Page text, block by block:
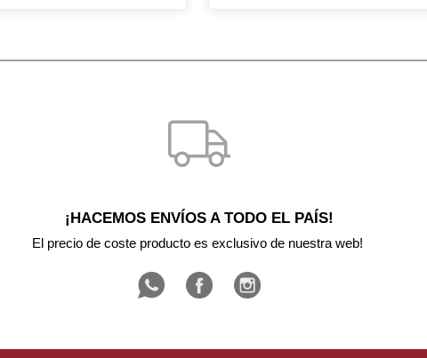
¡HACEMOS ENVÍOS A TODO EL PAÍS!
El precio de coste producto es exclusivo de nuestra web!